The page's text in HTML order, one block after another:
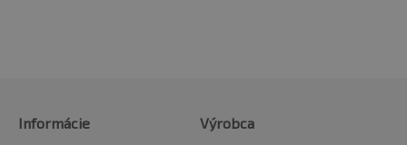
Informácie
Výrobca